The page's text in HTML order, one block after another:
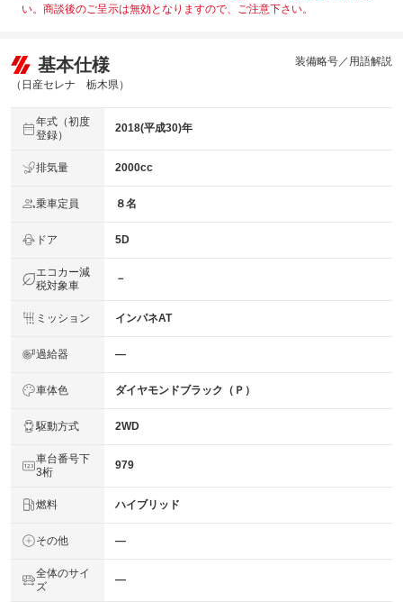
い。商談後のご呈示は無効となりますので、ご注意下さい。
基本仕様
（日産セレナ 栃木県）
装備略号／用語解説
年式（初度
登録）
2018(平成30)年
排気量 2000cc
乗車定員 ８名
ドア 5D
エコカー減
税対象車
－
ミッション インパネAT
過給器 ―
車体色 ダイヤモンドブラック（Ｐ）
駆動方式 2WD
車台番号下
3桁
979
燃料 ハイブリッド
その他 ―
全体のサイ
ズ
―